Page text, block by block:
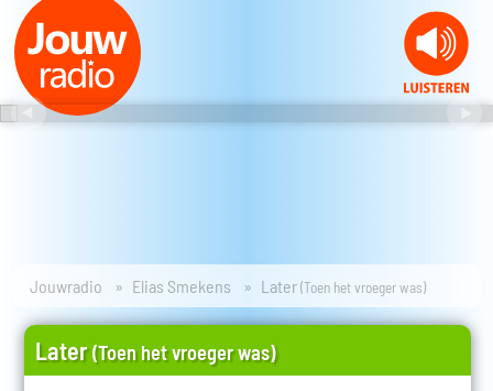
Jouwradio Elias Smekens Later(Toen het vroeger was)
Later(Toen het vroeger was)